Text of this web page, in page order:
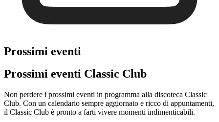
Prossimi eventi
Prossimi eventi Classic Club
Non perdere i prossimi eventi in programma alla discoteca Classic
Club. Con un calendario sempre aggiornato e ricco di appuntamenti,
il Classic Club è pronto a farti vivere momenti indimenticabili.